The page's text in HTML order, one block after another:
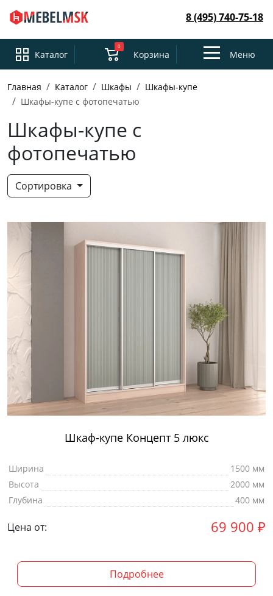
8 (495) 740-75-18
Каталог
0
Корзина
ToggleМеню
Главная Каталог Шкафы
Шкафы-купе
Шкафы-купе с фотопечатью
Шкафы-купе с
фотопечатью
Сортировка
Шкаф-купе Концепт 5 люкс
Ширина
1500 мм
Высота
2000 мм
Глубина
400 мм
Цена от: 69 900 ₽
Подробнее